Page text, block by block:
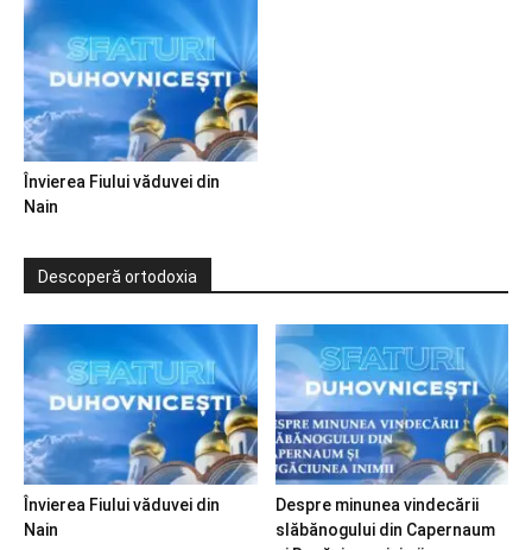
Învierea Fiului văduvei din
Nain
Descoperă ortodoxia
Învierea Fiului văduvei din
Nain
Despre minunea vindecării
slăbănogului din Capernaum